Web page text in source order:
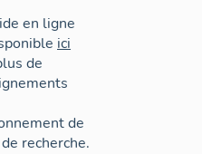
en ligne
ici
de
de
recherche.